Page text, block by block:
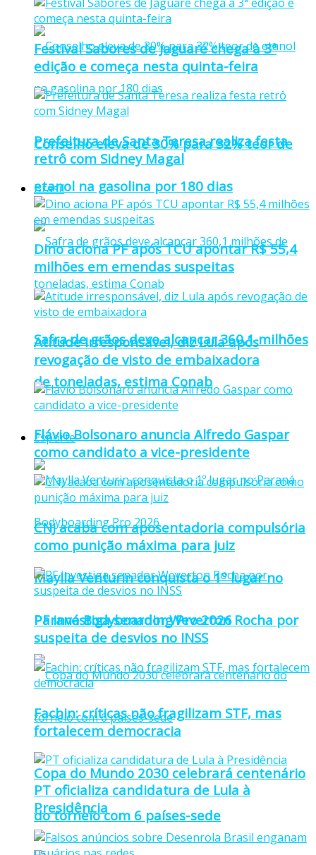
Conselho eleva de 30% para 32% teor de
etanol na gasolina por 180 dias
Safra de grãos deve alcançar 360,1 milhões
de toneladas, estima Conab
Esporte
Maylla Venturin conquista o 1º lugar no
Paraná Bodyboarding Pro 2026
Copa do Mundo 2030 celebrará centenário
do torneio com 6 países-sede
Festival Sabores de Jaguaré chega à 3ª
edição e começa nesta quinta-feira
Prefeitura de Santa Teresa realiza festa
retrô com Sidney Magal
Brasil
Dino aciona PF após TCU apontar R$ 55,4
milhões em emendas suspeitas
Atitude irresponsável, diz Lula após
revogação de visto de embaixadora
Flávio Bolsonaro anuncia Alfredo Gaspar
como candidato a vice-presidente
CNJ acaba com aposentadoria compulsória
como punição máxima para juiz
PF investiga senador Weverton Rocha por
suspeita de desvios no INSS
Fachin: críticas não fragilizam STF, mas
fortalecem democracia
PT oficializa candidatura de Lula à
Presidência